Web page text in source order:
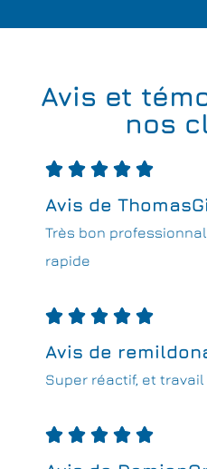
Avis et
nos
    
Avis de
Très bon
rapide
    
Avis de
Super réactif, et
    